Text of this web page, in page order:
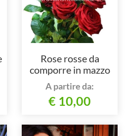
Rose rosse da
comporre in mazzo
per numero di steli.
A partire da:
€ 10,00